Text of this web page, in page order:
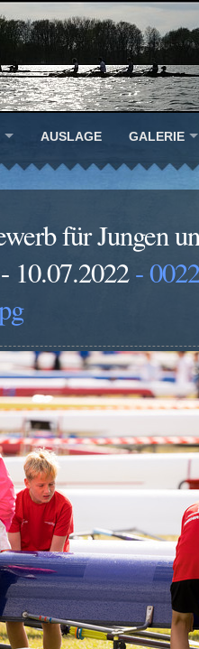
AUSLAGE GALERIE
für Jungen
10.07.2022-